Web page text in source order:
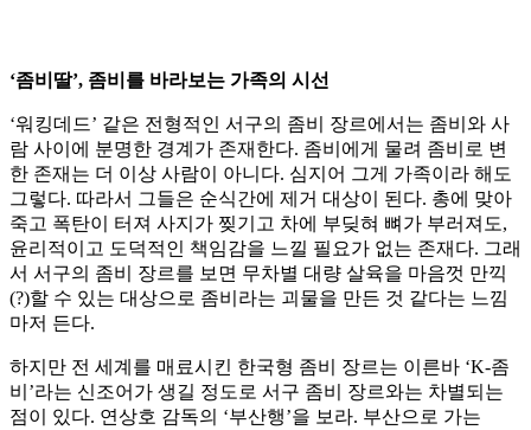
‘좀비딸’, 좀비를 바라보는 가족의 시선
‘워킹데드’ 같은 전형적인 서구의 좀비 장르에서는 좀비와 사
람 사이에 분명한 경계가 존재한다. 좀비에게 물려 좀비로 변
한 존재는 더 이상 사람이 아니다. 심지어 그게 가족이라 해도
그렇다. 따라서 그들은 순식간에 제거 대상이 된다. 총에 맞아
죽고 폭탄이 터져 사지가 찢기고 차에 부딪혀 뼈가 부러져도,
윤리적이고 도덕적인 책임감을 느낄 필요가 없는 존재다. 그래
서 서구의 좀비 장르를 보면 무차별 대량 살육을 마음껏 만끽
(?)할 수 있는 대상으로 좀비라는 괴물을 만든 것 같다는 느낌
마저 든다.
하지만 전 세계를 매료시킨 한국형 좀비 장르는 이른바 ‘K-좀
비’라는 신조어가 생길 정도로 서구 좀비 장르와는 차별되는
점이 있다. 연상호 감독의 ‘부산행’을 보라. 부산으로 가는